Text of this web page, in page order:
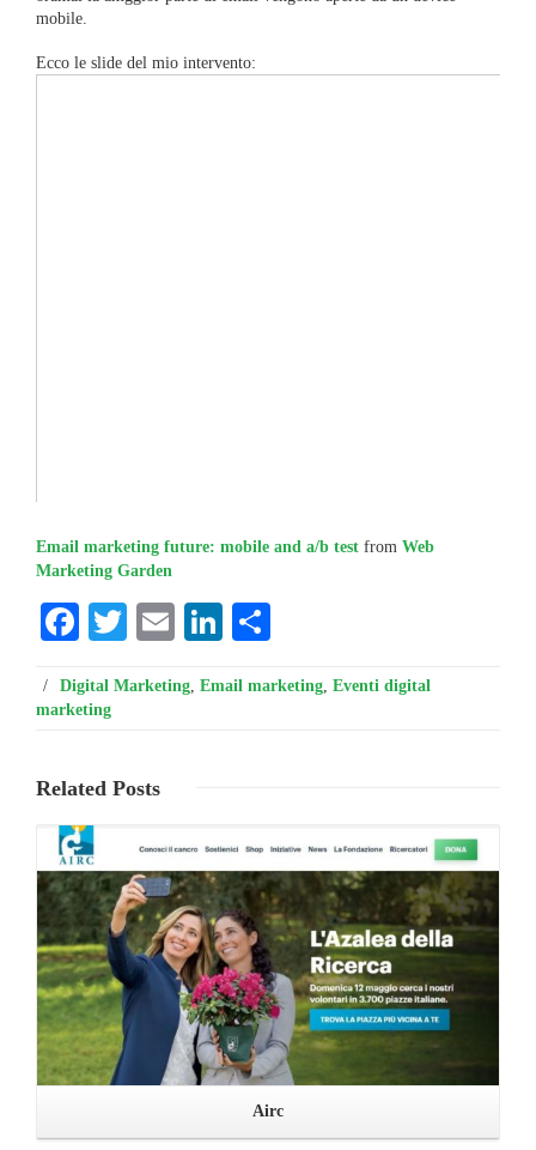
mobile.
Ecco le slide del mio intervento:
Email marketing future: mobile and a/b test from Web
Marketing Garden
Facebook
Twitter
EmailLinkedIn
/ Digital Marketing Email marketing Eventi digital
marketing
Related Posts
Airc